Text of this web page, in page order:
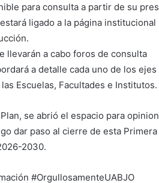
para consulta a partir de su
ligado a la página institucional
llevarán a cabo foros de consulta
a detalle cada uno de los ejes
Escuelas, Facultades e Institutos.
se abrió el espacio para
dar paso al cierre de esta Primera
2030.
#OrgullosamenteUABJO